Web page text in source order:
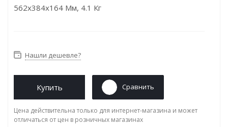
562x384x164 Мм, 4.1 Кг
Нашли дешевле?
Купить Сравнить
Цена действительна только для интернет-магазина и может
отличаться от цен в розничных магазинах